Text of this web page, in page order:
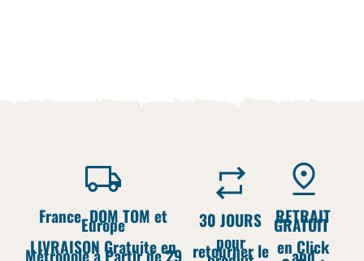
France, DOM TOM et
Europe
LIVRAISON Gratuite en
Métropole à Partir de 29
30 JOURS
pour
retourner le
RETRAIT
GRATUIT
en Click
and